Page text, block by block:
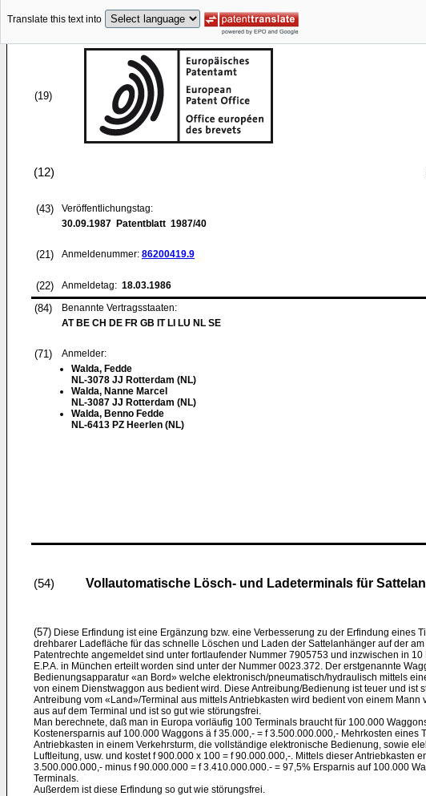
Translate this text into
(19)
(12)
(43)
Veröffentlichungstag:
30.09.1987 Patentblatt 1987/40
(21) Anmeldenummer: 86200419.9
(22) Anmeldetag: 18.03.1986
(84)
Benannte Vertragsstaaten:
AT BE CH DE FR GB IT LI LU NL SE
(71)
Anmelder:
Walda, Fedde
NL-3078 JJ Rotterdam (NL)
Walda, Nanne Marcel
NL-3087 JJ Rotterdam (NL)
Walda, Benno Fedde
NL-6413 PZ Heerlen (NL)
(54) Vollautomatische Lösch- und Ladeterminals für
(57) Diese Erfindung ist eine Ergänzung bzw. eine Verbesserung zu der Erfindung eines
drehbarer Ladefläche für das schnelle Löschen und Laden der Sattelanhänger auf der
Patentrechte angemeldet sind unter fortlaufender Nummer 7905753 und inzwischen in
E.P.A. in München erteilt worden sind unter der Nummer 0023.372. Der erstgenannte
Bedienungsapparatur «an Bord» welche elektronisch/pneumatisch/hydraulisch mittels
von einem Dienstwaggon aus bedient wird. Diese Antreibung/Bedienung ist teuer und ist
Antreibung vom «Land»/Terminal aus mittels Antriebkasten wird bedient von einem Mann
aus auf dem Terminal und ist so gut wie störungsfrei.
Man berechnete, daß man in Europa vorläufig 100 Terminals braucht für 100.000
Kostenersparnis auf 100.000 Waggons ä f 35.000,- = f 3.500.000.000,- Mehrkosten eines
Antriebkasten in einem Verkehrsturm, die vollständige elektronische Bedienung, sowie
Luftleitung, usw. und kostet f 900.000 x 100 = f 90.000.000,-. Mittels dieser Antriebkasten
3.500.000.000,- minus f 90.000.000 = f 3.410.000.000.- = 97,5% Ersparnis auf 100.000
Terminals.
Außerdem ist diese Erfindung so gut wie störungsfrei.